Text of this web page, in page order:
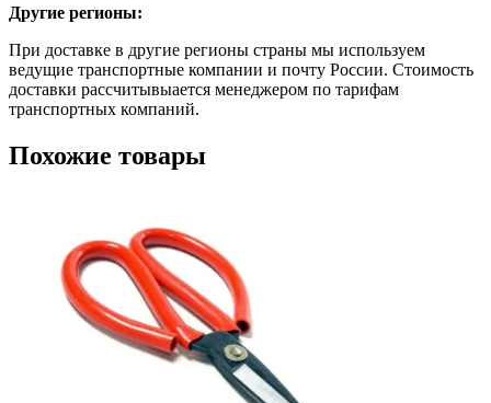
Другие регионы:
При доставке в другие регионы страны мы используем
ведущие транспортные компании и почту России. Стоимость
доставки рассчитывыается менеджером по тарифам
транспортных компаний.
Похожие товары